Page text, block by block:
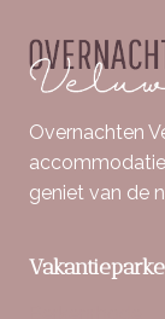
Overnachten
geniet van de